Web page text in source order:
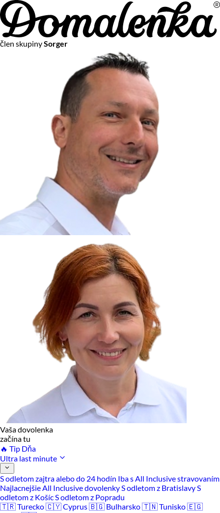
člen skupinySorger
Vaša dovolenka
začína tu
🔥 Tip Dňa
Ultra last minute
S odletom zajtra alebo do 24 hodín Iba s All Inclusive stravovaním
Najlacnejšie All Inclusive dovolenkyS odletom z BratislavyS
odletom z KošícS odletom z Popradu
🇹🇷 Turecko🇨🇾 Cyprus🇧🇬 Bulharsko🇹🇳 Tunisko🇪🇬
Na vašom súkromí nám záleží
Chceme vám neustále poskytovať tie najlepšie služby.
Vzhľadom k platnej legislatíve od vás ale potrebujeme súhlas
s používaním súborov cookies.
Viac o personalizácii a meraní
Aby sme vedeli, čo sa deje na webových stránkach a aby sme
vám mohli prispôsobiť ponuky na mieru či reklamu,
používame cookies a taktiežslužby spoločnosti Google
Čo sú cookies?
Cookies sú malé textové súbory, ktoré môžu byť používané
webovými stránkami, aby zefektívnili používateľský zážitok.
Vďaka cookies vám môžeme ponúkať služby podľa toho, čo
naozaj hľadáte a chcete nájsť.
Kedykoľvek sa môžete slobodne rozhodnúť, ktoré typy
používania cookies chcete umožniť.
Zákon uvádza, že môžeme ukladať cookies na vašom
zariadení, pokiaľ sú nevyhnutne nutné pre prevádzku tejto
Cookies, ktoré používame
Technické a nevyhnutné cookies
Analytické a marketingové cookies
Reklamné úložisko
Reklamné používateľské dáta
Personalizácia reklám
Povoliť vybrané
Odmietnuť